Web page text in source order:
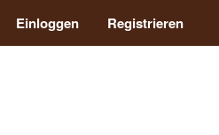
Einloggen Registrieren